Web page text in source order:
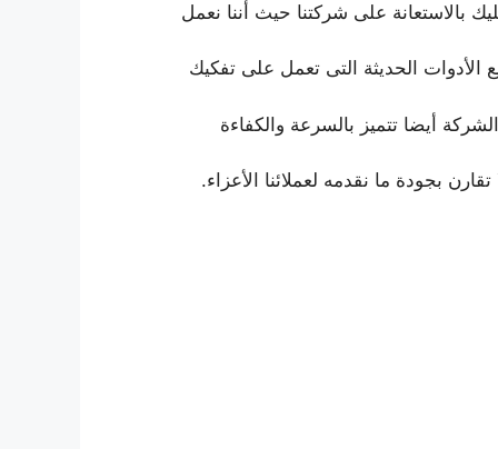
بالاستعانة على شركتنا حيث أننا نعمل
الأدوات الحديثة التى تعمل على تفكيك
أيضا تتميز بالسرعة والكفاءة
بجودة ما نقدمه لعملائنا الأعزاء.